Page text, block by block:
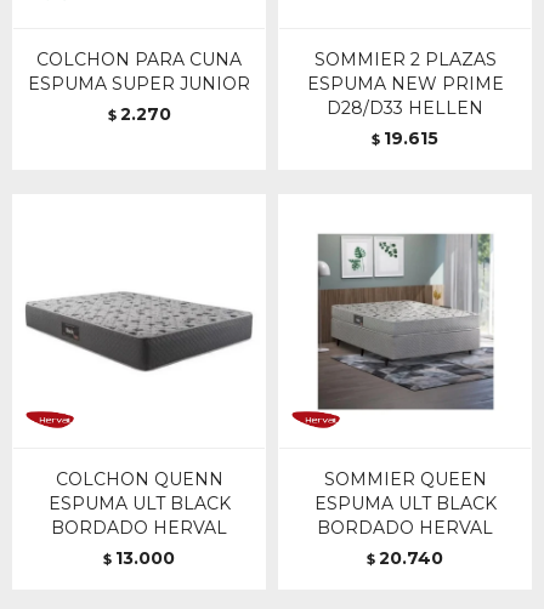
COLCHON PARA CUNA
ESPUMA SUPER JUNIOR
$ 2.270
SOMMIER 2 PLAZAS
ESPUMA NEW PRIME
D28/D33 HELLEN
$ 19.615
COLCHON QUENN
ESPUMA ULT BLACK
BORDADO HERVAL
$ 13.000
SOMMIER QUEEN
ESPUMA ULT BLACK
BORDADO HERVAL
$ 20.740